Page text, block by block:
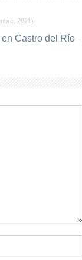
2021)
Castro del Río